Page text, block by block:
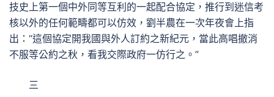
技史上第一個中外同等互利的一起配合協定，推行到迷信考
核以外的任何範疇都可以仿效，劉半農在一次年夜會上指
出：“這個協定開我國與外人訂約之新紀元，當此高唱撤消
不服等公約之秋，看我交際政府一仿行之。”
三